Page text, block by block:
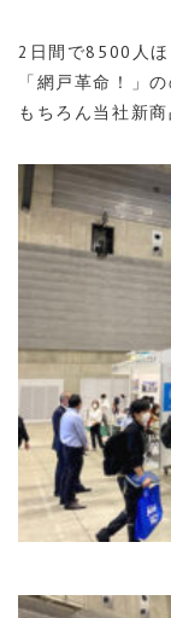
2日間で8500人ほ
「網戸革命！」
もちろん当社新